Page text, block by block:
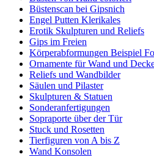
Büstenscan bei Gipsnich
Engel Putten Klerikales
Erotik Skulpturen und Reliefs
Gips im Freien
Körperabformungen Beispiel
Ornamente für Wand und
Reliefs und Wandbilder
Säulen und Pilaster
Skulpturen & Statuen
Sonderanfertigungen
Sopraporte über der Tür
Stuck und Rosetten
Tierfiguren von A bis Z
Wand Konsolen